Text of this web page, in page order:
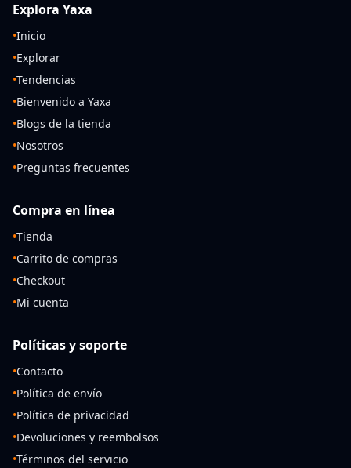
Explora Yaxa
•Inicio
•Explorar
•Tendencias
•Bienvenido a Yaxa
•Blogs de la tienda
•Nosotros
•Preguntas frecuentes
Compra en línea
•Tienda
•Carrito de compras
•Checkout
•Mi cuenta
Políticas y soporte
•Contacto
•Política de envío
•Política de privacidad
•Devoluciones y reembolsos
•Términos del servicio